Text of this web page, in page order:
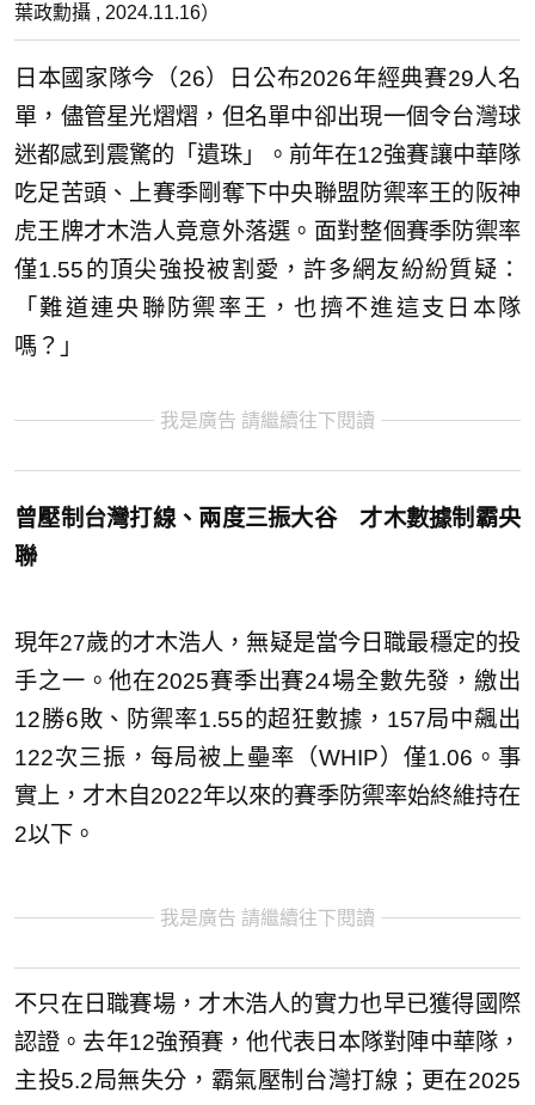
葉政勳攝 , 2024.11.16）
日本國家隊今（26）日公布2026年經典賽29人名
單，儘管星光熠熠，但名單中卻出現一個令台灣球
迷都感到震驚的「遺珠」。前年在12強賽讓中華隊
吃足苦頭、上賽季剛奪下中央聯盟防禦率王的阪神
虎王牌才木浩人竟意外落選。面對整個賽季防禦率
僅1.55的頂尖強投被割愛，許多網友紛紛質疑：
「難道連央聯防禦率王，也擠不進這支日本隊
嗎？」
我是廣告 請繼續往下閱讀
曾壓制台灣打線、兩度三振大谷 才木數據制霸央
聯
現年27歲的才木浩人，無疑是當今日職最穩定的投
手之一。他在2025賽季出賽24場全數先發，繳出
12勝6敗、防禦率1.55的超狂數據，157局中飆出
122次三振，每局被上壘率（WHIP）僅1.06。事
實上，才木自2022年以來的賽季防禦率始終維持在
2以下。
我是廣告 請繼續往下閱讀
不只在日職賽場，才木浩人的實力也早已獲得國際
認證。去年12強預賽，他代表日本隊對陣中華隊，
主投5.2局無失分，霸氣壓制台灣打線；更在2025